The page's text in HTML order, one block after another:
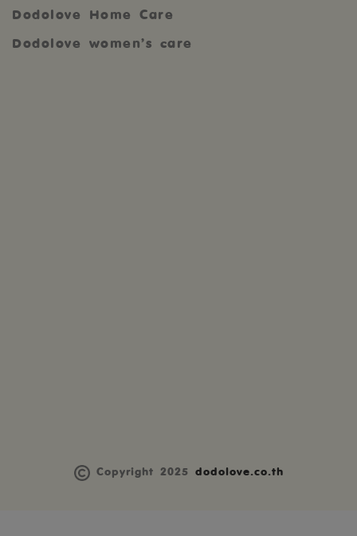
Dodolove Home Care
Dodolove women’s care
Copyright 2025 dodolove.co.th